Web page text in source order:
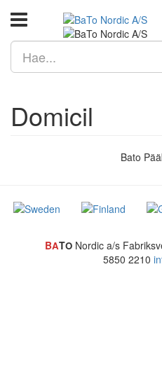
Domicil
Bato
BATONordic a/s
5850 2210